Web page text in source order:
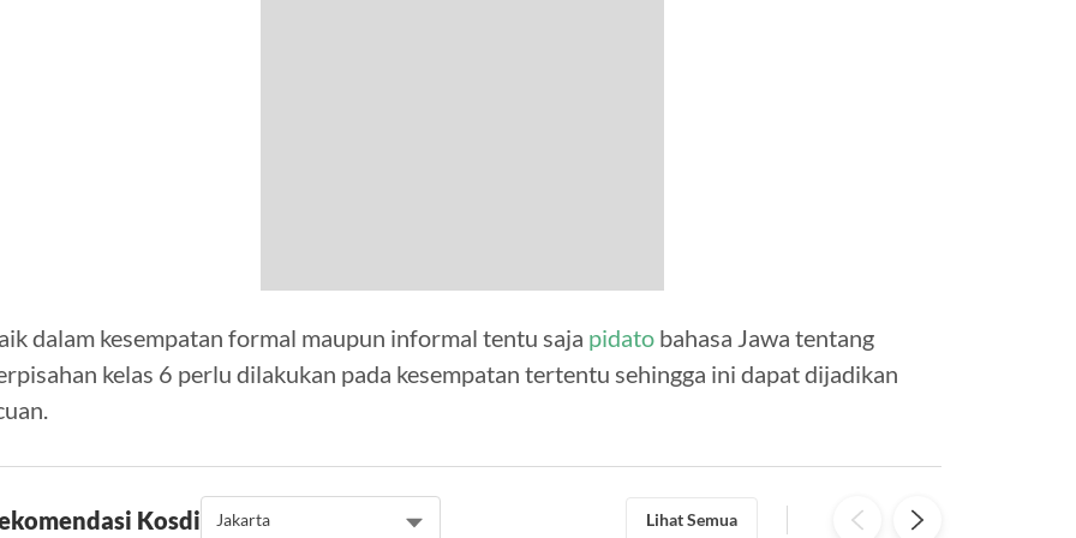
dalam kesempatan formal maupun informal tentu saja pidato bahasa Jawa tentang
kelas 6 perlu dilakukan pada kesempatan tertentu sehingga ini dapat dijadikan
Kosdi Lihat Semua